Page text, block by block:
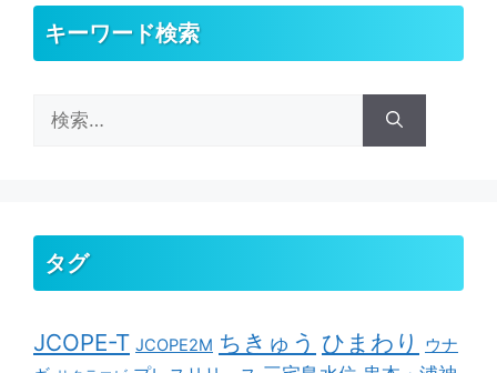
キーワード検索
索:
タグ
JCOPE-T JCOPE2M ちきゅう ひまわり
ウナ